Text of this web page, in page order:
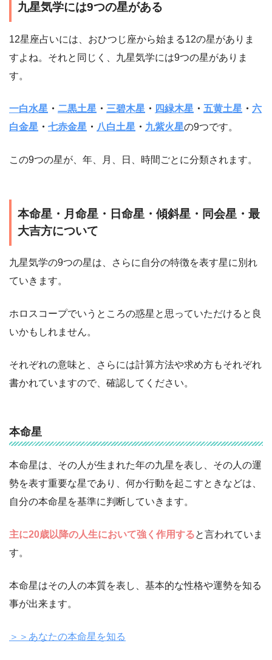
九星気学には9つの星がある
12星座占いには、おひつじ座から始まる12の星がありま
すよね。それと同じく、九星気学には9つの星がありま
す。
一白水星 ・ 二黒土星 ・ 三碧木星 ・ 四緑木星 ・ 五黄土星 ・ 六
白金星 ・ 七赤金星 ・ 八白土星 ・ 九紫火星の9つです。
この9つの星が、年、月、日、時間ごとに分類されます。
本命星・月命星・日命星・傾斜星・同会星・最
大吉方について
九星気学の9つの星は、さらに自分の特徴を表す星に別れ
ていきます。
ホロスコープでいうところの惑星と思っていただけると良
いかもしれません。
それぞれの意味と、さらには計算方法や求め方もそれぞれ
書かれていますので、確認してください。
本命星
本命星は、その人が生まれた年の九星を表し、その人の運
勢を表す重要な星であり、何か行動を起こすときなどは、
自分の本命星を基準に判断していきます。
主に20歳以降の人生において強く作用すると言われていま
す。
本命星はその人の本質を表し、基本的な性格や運勢を知る
事が出来ます。
＞＞あなたの本命星を知る